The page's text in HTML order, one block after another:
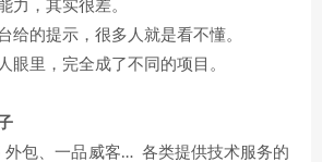
力，其实很差。
给的提示，很多人就是看不懂。
眼里，完全成了不同的项目。
外包、一品威客… 各类提供技术服务的